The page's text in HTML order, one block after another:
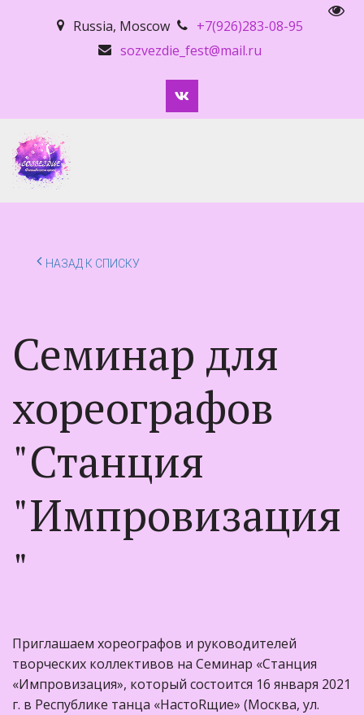
Russia, Moscow
+7(926)283-08-95
sozvezdie_fest@mail.ru
НАЗАД К СПИСКУ
Семинар для
хореографов
"Станция
"Импровизация
"
Приглашаем хореографов и руководителей
творческих коллективов на Семинар «Станция
«Импровизация», который состоится 16 января 2021
г. в Республике танца «НастоRщие» (Москва, ул.